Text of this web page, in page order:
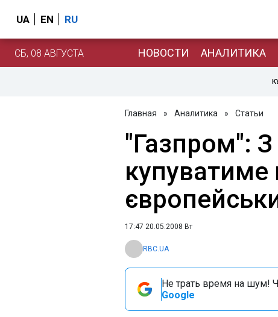
UA EN RU
СБ, 08 АВГУСТА НОВОСТИ АНАЛИТИКА
Главная » Аналитика » Статьи
"Газпром": З
купуватиме
17:47 20.05.2008 Вт
RBC.UA
Не трать время на шум!
Google